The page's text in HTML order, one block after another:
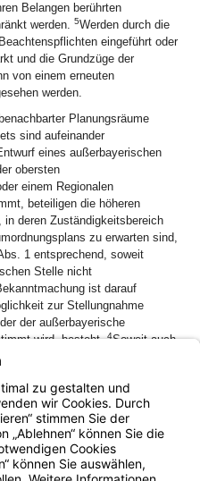
Belangen berührten
werden. 5Werden durch die
eingeführt oder
und die Grundzüge der
von einem erneuten
werden.
Planungsräume
sind aufeinander
eines außerbayerischen
obersten
einem Regionalen
beteiligen die höheren
in deren Zuständigkeitsbereich
zu erwarten sind,
1 entsprechend, soweit
Stelle nicht
ist darauf
zur Stellungnahme
der außerbayerische
wird, besteht.4Soweit auch
erstellten Unterlagen
den in Art. 17 Abs. 3 genannten
Frist Gelegenheit